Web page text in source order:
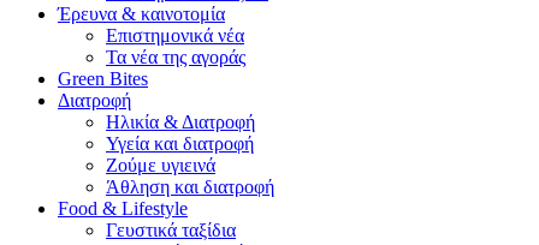
Έρευνα & καινοτομία
Επιστημονικά νέα
Τα νέα της αγοράς
Green Bites
Διατροφή
Ηλικία & Διατροφή
Υγεία και διατροφή
Ζούμε υγιεινά
Άθληση και διατροφή
Food & Lifestyle
Γευστικά ταξίδια